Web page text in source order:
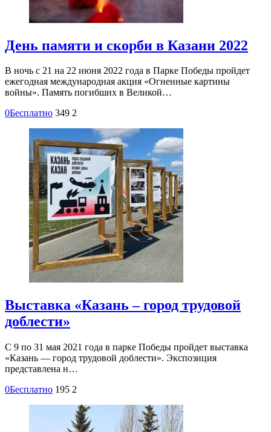
День памяти и скорби в Казани 2022
В ночь с 21 на 22 июня 2022 года в Парке Победы пройдет
ежегодная международная акция «Огненные картины
войны». Память погибших в Великой…
0Бесплатно 349 2
Выставка «Казань – город трудовой
доблести»
С 9 по 31 мая 2021 года в парке Победы пройдет выставка
«Казань — город трудовой доблести». Экспозиция
представлена н…
0Бесплатно 195 2